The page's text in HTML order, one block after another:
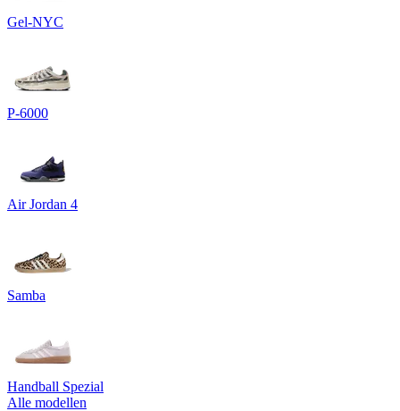
Gel-NYC
P-6000
Air Jordan 4
Samba
Handball Spezial
Alle modellen